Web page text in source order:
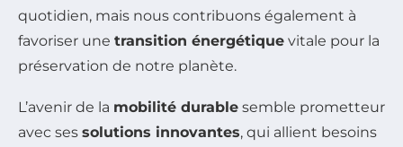
quotidien, mais nous contribuons également à
favoriser une transition énergétique vitale pour la
préservation de notre planète.
L’avenir de la mobilité durable semble prometteur
avec ses solutions innovantes, qui allient besoins